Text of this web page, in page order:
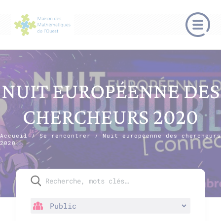
NUIT EUROPÉENNE DES
CHERCHEURS 2020
Accueil /Se rencontrer / Nuit européenne des chercheurs
2020